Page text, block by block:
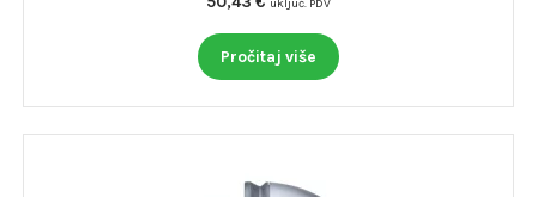
uključ. PDV
Pročitaj više